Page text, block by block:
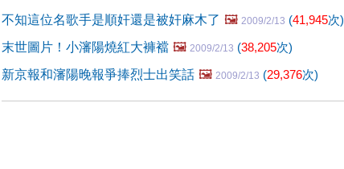
不知這位名歌手是順奸還是被奸麻木了 🖼️ 2009/2/13 (41,945次)
末世圖片！小瀋陽燒紅大褲襠 🖼️ 2009/2/13 (38,205次)
新京報和瀋陽晚報爭捧烈士出笑話 🖼️ 2009/2/13 (29,376次)